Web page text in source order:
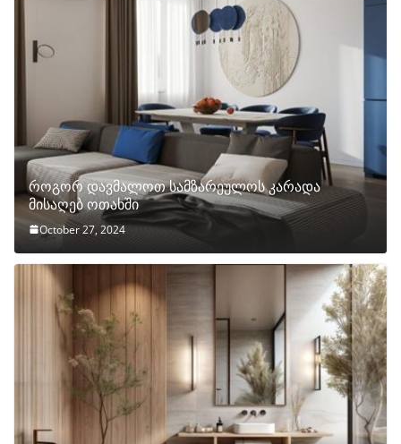
როგორ დავმალოთ სამზარეულოს კარადა
მისაღებ ოთახში
October 27, 2024